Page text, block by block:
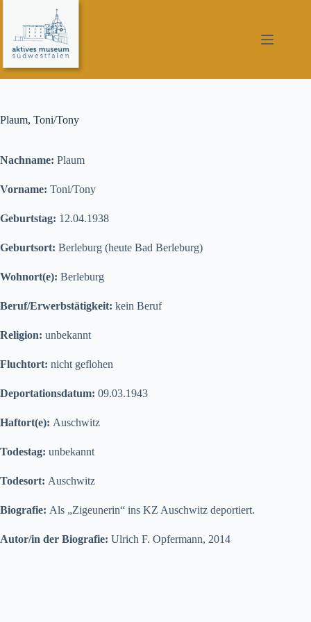
springen
Plaum, Toni/Tony
Nachname: Plaum
Vorname: Toni/Tony
Geburtstag: 12.04.1938
Geburtsort: Berleburg (heute Bad Berleburg)
Wohnort(e): Berleburg
Beruf/Erwerbstätigkeit: kein Beruf
Religion: unbekannt
Fluchtort: nicht geflohen
Deportationsdatum: 09.03.1943
Haftort(e): Auschwitz
Todestag: unbekannt
Todesort: Auschwitz
Biografie: Als „Zigeunerin“ ins KZ Auschwitz deportiert.
Autor/in der Biografie: Ulrich F. Opfermann, 2014